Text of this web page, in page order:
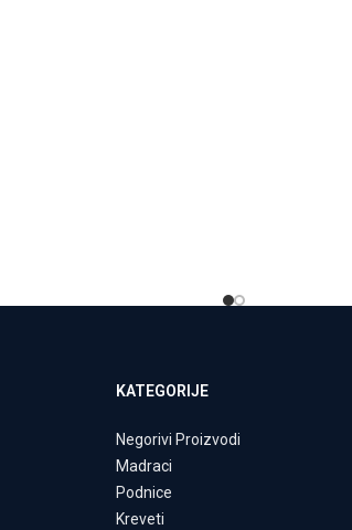
KATEGORIJE
Negorivi Proizvodi
Madraci
Podnice
Kreveti